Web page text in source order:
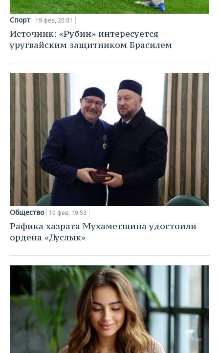
Спорт 19 фев, 20:01
Источник: «Рубин» интересуется
уругвайским защитником Брасилем
Общество 19 фев, 19:53
Рафика хазрата Мухаметшина удостоили
ордена «Дуслык»